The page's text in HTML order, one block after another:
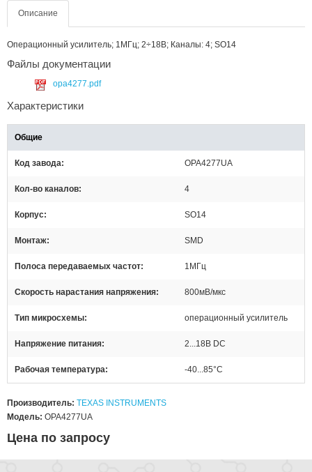
Описание
Операционный усилитель; 1МГц; 2÷18В; Каналы: 4; SO14
Файлы документации
opa4277.pdf
Характеристики
Общие
Код завода OPA4277UA
Кол-во каналов 4
Корпус SO14
Монтаж SMD
Полоса передаваемых частот 1МГц
Скорость нарастания напряжения 800мВ/мкс
Тип микросхемы операционный усилитель
Напряжение питания 2...18В DC
Рабочая температура -40...85°C
Производитель: TEXAS INSTRUMENTS
Модель: OPA4277UA
Цена по запросу